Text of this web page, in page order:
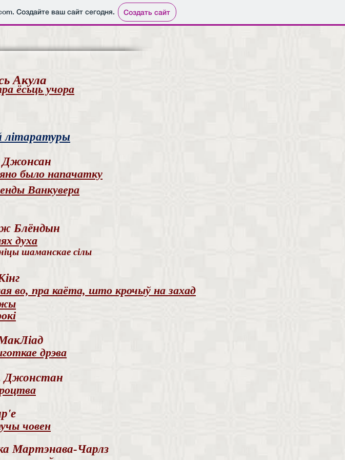
. Создайте ваш сайт сегодня. Создать сайт
Акула
ёсьць учора
літаратуры
Джонсан
было напачатку
Ванкувера
Блёндын
духа
шаманскае сілы
во, пра каёта, што крочыў на захад
дрэва
Джонстан
човен
Мартэнава-Чарлз